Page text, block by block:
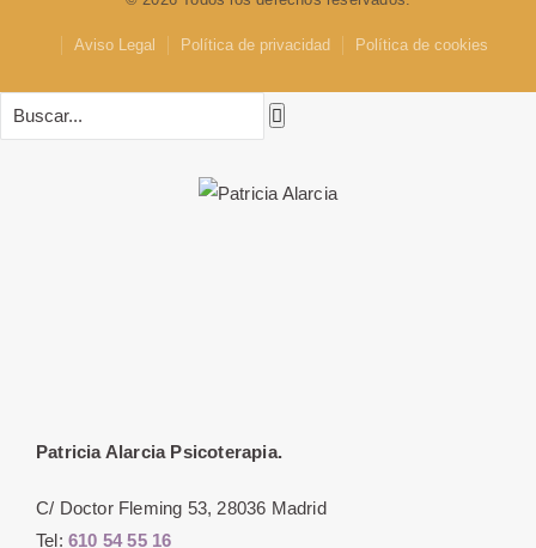
Aviso Legal Política de privacidad Política de cookies
Patricia Alarcia Psicoterapia.
C/ Doctor Fleming 53, 28036 Madrid
Tel: 610 54 55 16